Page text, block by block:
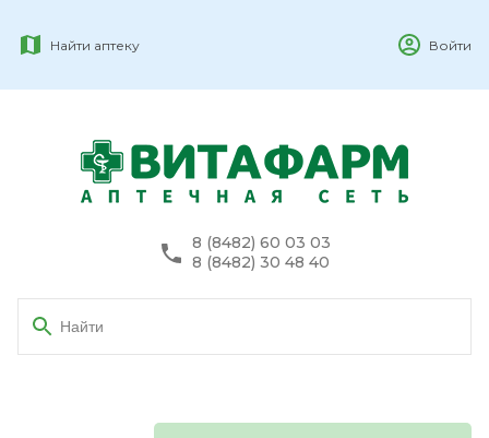
Найти аптеку Войти
8 (8482) 60 03 03
8 (8482) 30 48 40